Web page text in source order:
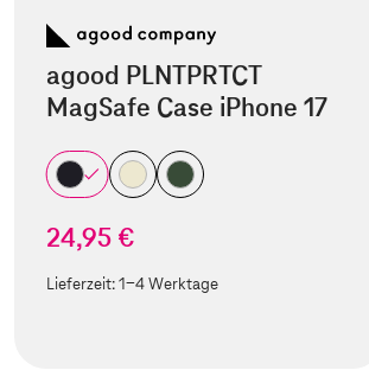
agood PLNTPRTCT
MagSafe Case iPhone 17
24,95 €
Lieferzeit:1-4 Werktage